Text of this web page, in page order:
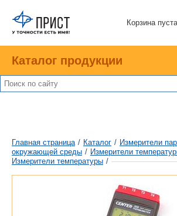
Корзина пуста
Каталог продукции
Главная страница / Каталог / Измерители
окружающей среды / Измерители
Измерители температуры /